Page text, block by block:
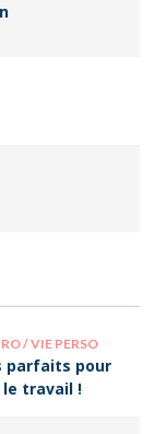
/ VIE PERSO
parfaits pour
le travail !